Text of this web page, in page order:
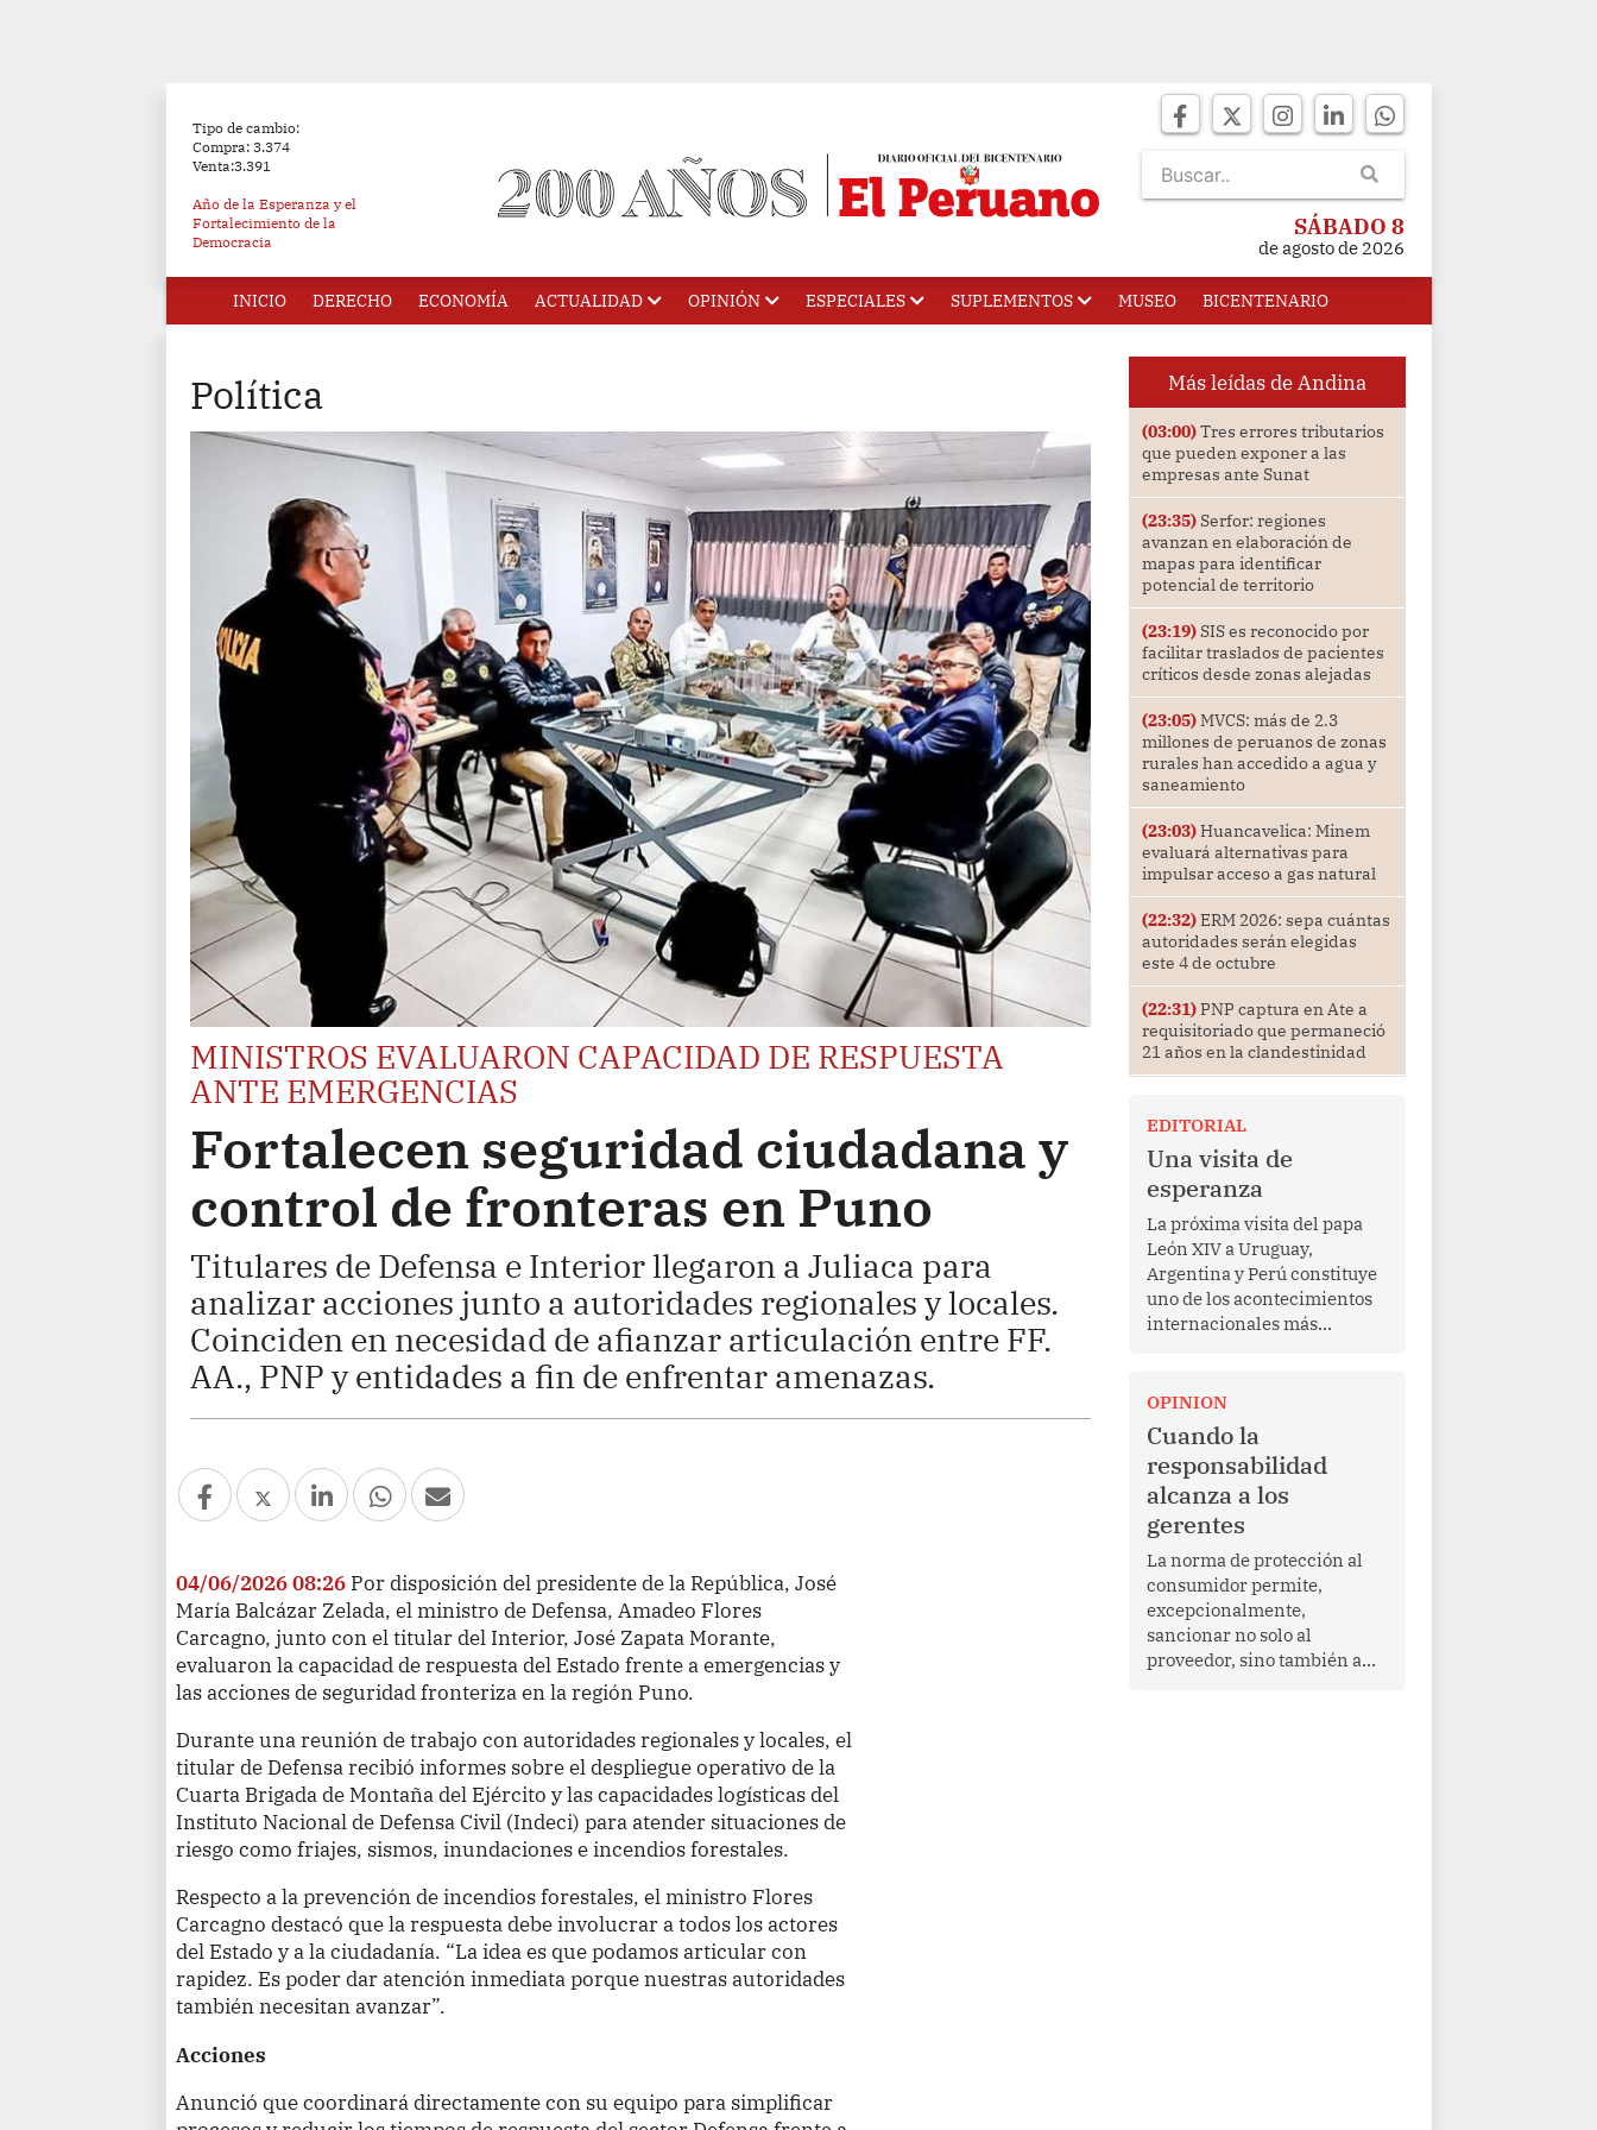
Tipo de cambio:
Compra: 3.374
Venta:3.391
Año de la Esperanza y el
Fortalecimiento de la
Democracia
SÁBADO 8
de agosto de 2026
INICIO DERECHO ECONOMÍA ACTUALIDAD OPINIÓN ESPECIALES SUPLEMENTOS MUSEO BICENTENARIO
Política
MINISTROS EVALUARON CAPACIDAD DE RESPUESTA
ANTE EMERGENCIAS
Fortalecen seguridad ciudadana y
control de fronteras en Puno
Titulares de Defensa e Interior llegaron a Juliaca para
analizar acciones junto a autoridades regionales y locales.
Coinciden en necesidad de afianzar articulación entre FF.
AA., PNP y entidades a fin de enfrentar amenazas.
04/06/2026 08:26 Por disposición del presidente de la República, José
María Balcázar Zelada, el ministro de Defensa, Amadeo Flores
Carcagno, junto con el titular del Interior, José Zapata Morante,
evaluaron la capacidad de respuesta del Estado frente a emergencias y
las acciones de seguridad fronteriza en la región Puno.
Durante una reunión de trabajo con autoridades regionales y locales, el
titular de Defensa recibió informes sobre el despliegue operativo de la
Cuarta Brigada de Montaña del Ejército y las capacidades logísticas del
Instituto Nacional de Defensa Civil (Indeci) para atender situaciones de
riesgo como friajes, sismos, inundaciones e incendios forestales.
Respecto a la prevención de incendios forestales, el ministro Flores
Carcagno destacó que la respuesta debe involucrar a todos los actores
del Estado y a la ciudadanía. “La idea es que podamos articular con
rapidez. Es poder dar atención inmediata porque nuestras autoridades
también necesitan avanzar”.
Acciones
Anunció que coordinará directamente con su equipo para simplificar
Más leídas de Andina
(03:00)Tres errores tributarios
que pueden exponer a las
empresas ante Sunat
(23:35)Serfor: regiones
avanzan en elaboración de
mapas para identificar
potencial de territorio
(23:19)SIS es reconocido por
facilitar traslados de pacientes
críticos desde zonas alejadas
(23:05)MVCS: más de 2.3
millones de peruanos de zonas
rurales han accedido a agua y
saneamiento
(23:03)Huancavelica: Minem
evaluará alternativas para
impulsar acceso a gas natural
(22:32)ERM 2026: sepa cuántas
autoridades serán elegidas
este 4 de octubre
(22:31)PNP captura en Ate a
requisitoriado que permaneció
21 años en la clandestinidad
EDITORIAL
Una visita de
esperanza
La próxima visita del papa
León XIV a Uruguay,
Argentina y Perú constituye
uno de los acontecimientos
internacionales más
Más allá de su dimensión
religiosa, esta gira
representa una oportunidad
para reafirmar el valor del
diálogo, fortalecer los
vínculos entre los pueblos y
proyectar una imagen de
cooperación en una región
que enfrenta desafíos en
materia de desarrollo,
cohesión social y
gobernabilidad.
OPINION
Cuando la
responsabilidad
alcanza a los
gerentes
La norma de protección al
consumidor permite,
excepcionalmente,
sancionar no solo al
proveedor, sino también a